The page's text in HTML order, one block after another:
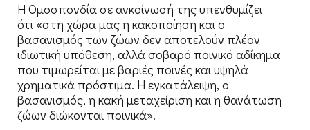
Η Ομοσπονδία σε ανκοίνωσή της υπενθυμίζει
ότι «στη χώρα μας η κακοποίηση και ο
βασανισμός των ζώων δεν αποτελούν πλέον
ιδιωτική υπόθεση, αλλά σοβαρό ποινικό αδίκημα
που τιμωρείται με βαριές ποινές και υψηλά
χρηματικά πρόστιμα. Η εγκατάλειψη, ο
βασανισμός, η κακή μεταχείριση και η θανάτωση
ζώων διώκονται ποινικά».